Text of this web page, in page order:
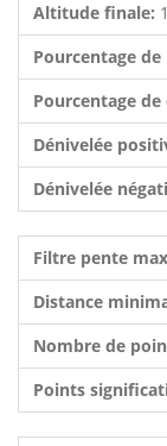
Altitude finale:
Pourcentage
Pourcentage de
Dénivelée
Dénivelée
Filtre pente
Distance
Nombre de
Points